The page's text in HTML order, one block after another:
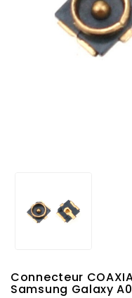
Connecteur
Samsung Galaxy